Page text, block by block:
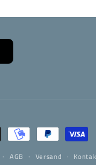
AGB Versand